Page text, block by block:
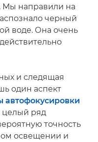
Мы направили на
черный
воде. Она очень
и следящая
один аспект
автофокусировки
целый ряд
точность
освещении и